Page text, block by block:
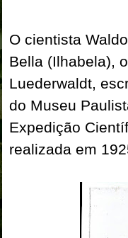
O cientista
Bella (Ilhabela),
Luederwaldt,
do Museu
Expedição
realizada em